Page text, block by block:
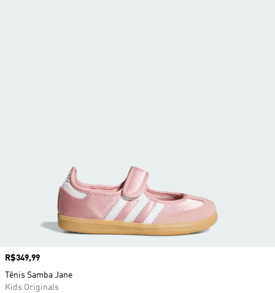
Preço
R$349,99
Tênis Samba Jane
Kids Originals